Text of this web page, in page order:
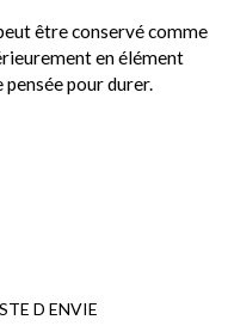
être conservé comme
en élément
pour durer.
D ENVIE